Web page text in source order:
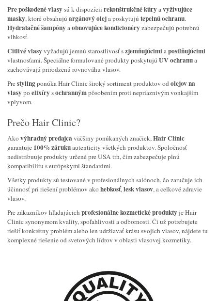
Pre poškodené vlasysú k dispozícii rekonštrukčné kúryavyživujúce
masky, ktoré obsahujú argánový oleja poskytujú tepelnú ochranu.
Hydratačné šampónyaobnovujúce kondicionéryzabezpečujú potrebnú
vlhkosť.
Citlivé vlasyvyžadujú jemnú starostlivosť szjemňujúcimiaposilňujúcimi
vlastnosťami. Špeciálne formulované produkty poskytujú UV ochranua
zachovávajú prirodzenú rovnováhu vlasov.
Prestylingponúka Hair Clinic široký sortiment produktov odolejov na
vlasypoelixírysochrannýmpôsobením proti nepriaznivým vonkajším
vplyvom.
Prečo Hair Clinic?
Akovýhradný predajcaväčšiny ponúkaných značiek,Hair Clinic
garantuje 100% zárukuautenticity všetkých produktov. Spoločnosť
nedistribuuje produkty určené pre USA trh, čím zabezpečuje plnú
kompatibilitu s európskymi štandardmi.
Všetky produkty sú testované v profesionálnych salónoch, čo zaručuje ich
účinnosť pri riešení problémov akohebkosť,lesk vlasov, a celkové zdravie
vlasov.
Pre zákazníkov hľadajúcichprofesionálne kozmetické produktyje Hair
Clinic synonymom kvality, spoľahlivosti a odbornosti. Či už potrebujete
riešiť konkrétny problém alebo len udržiavať krásu svojich vlasov, nájdete tu
komplexné riešenie od svetových lídrov v oblasti vlasovej kozmetiky.